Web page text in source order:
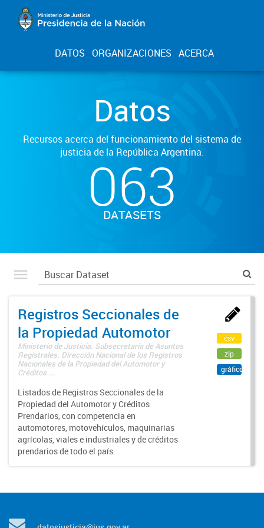
DATOS ORGANIZACIONES ACERCA
Datos
Recursos acerca del funcionamiento del sistema de
justicia de la República Argentina.
063
DATASETS
Registros Seccionales de
la Propiedad Automotor
Ministerio de Justicia. Subsecretaría de Asuntos
Registrales. Dirección Nacional de los Registros
Nacionales de la Propiedad del Automotor y
Créditos ...
Listados de Registros Seccionales de la
Propiedad del Automotor y Créditos
Prendarios, con competencia en
automotores, motovehículos, maquinarias
agrícolas, viales e industriales y de créditos
prendarios de todo el país.
csv
zip
gráfico